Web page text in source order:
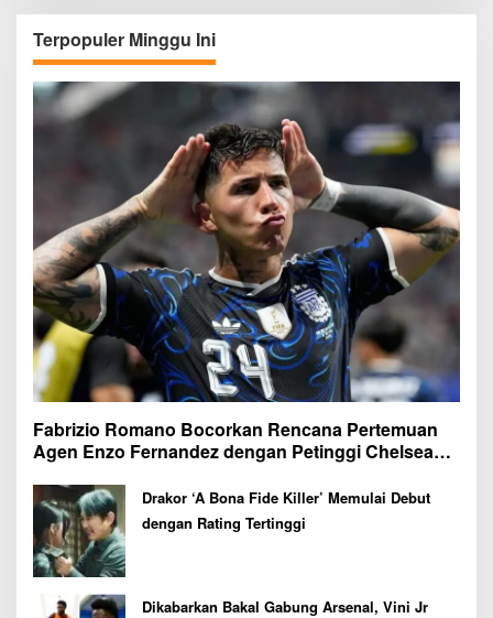
Terpopuler Minggu Ini
Fabrizio Romano Bocorkan Rencana Pertemuan
Agen Enzo Fernandez dengan Petinggi Chelsea
Drakor ‘A Bona Fide Killer’ Memulai Debut
dengan Rating Tertinggi
Dikabarkan Bakal Gabung Arsenal, Vini Jr